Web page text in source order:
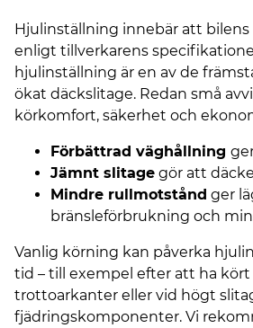
Hjulinställning innebär att
enligt tillverkarens
hjulinställning är en av de
ökat däckslitage. Redan små
körkomfort, säkerhet och
Förbättrad väghållning
Jämnt slitage gör att
Mindre rullmotstånd ger
bränsleförbrukning och
Vanlig körning kan påverka
tid – till exempel efter att ha kört
trottoarkanter eller vid högt
fjädringskomponenter. Vi